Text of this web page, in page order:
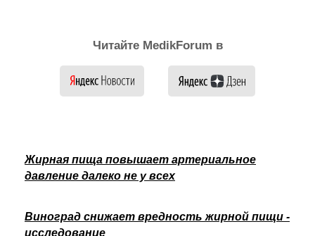
Читайте MedikForum в
Жирная пища повышает артериальное
давление далеко не у всех
Виноград снижает вредность жирной пищи -
исследование